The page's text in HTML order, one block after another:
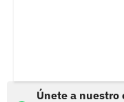
Únete a nuestro